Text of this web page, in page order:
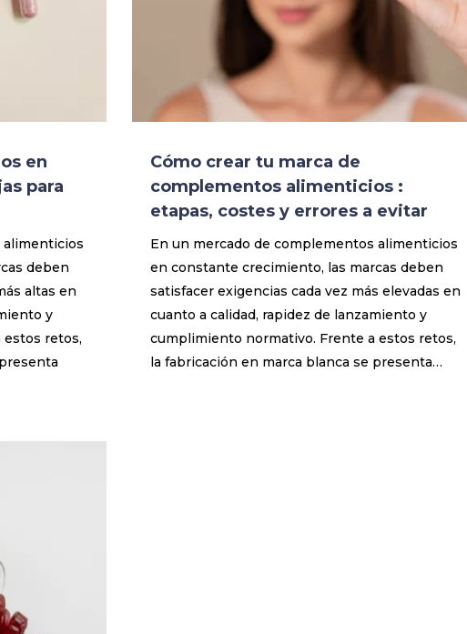
en
para
alimenticios
deben
altas en
y
retos,
Cómo crear tu marca de
complementos alimenticios :
etapas, costes y errores a evitar
En un mercado de complementos alimenticios
en constante crecimiento, las marcas deben
satisfacer exigencias cada vez más elevadas en
cuanto a calidad, rapidez de lanzamiento y
cumplimiento normativo. Frente a estos retos,
la fabricación en marca blanca se presenta…